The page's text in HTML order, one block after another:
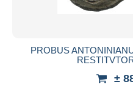
PROBUS
±